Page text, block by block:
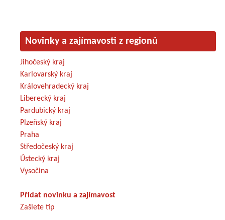
Novinky a zajímavosti z regionů
Jihočeský kraj
Karlovarský kraj
Královehradecký kraj
Liberecký kraj
Pardubický kraj
Plzeňský kraj
Praha
Středočeský kraj
Ústecký kraj
Vysočina
Přidat novinku a zajímavost
Zašlete tip